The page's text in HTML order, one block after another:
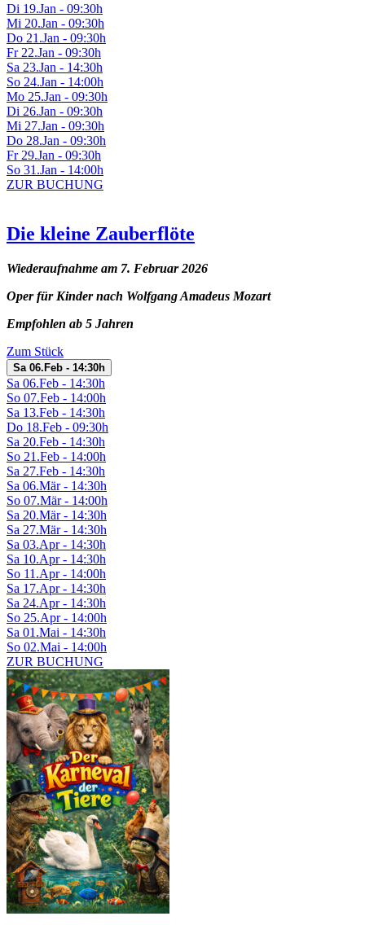
Di 19.Jan - 09:30h
Mi 20.Jan - 09:30h
Do 21.Jan - 09:30h
Fr 22.Jan - 09:30h
Sa 23.Jan - 14:30h
So 24.Jan - 14:00h
Mo 25.Jan - 09:30h
Di 26.Jan - 09:30h
Mi 27.Jan - 09:30h
Do 28.Jan - 09:30h
Fr 29.Jan - 09:30h
So 31.Jan - 14:00h
ZUR BUCHUNG
Die kleine Zauberflöte
Wiederaufnahme am 7. Februar 2026
Oper für Kinder nach Wolfgang Amadeus Mozart
Empfohlen ab 5 Jahren
Zum Stück
Sa 06.Feb - 14:30h
Sa 06.Feb - 14:30h
So 07.Feb - 14:00h
Sa 13.Feb - 14:30h
Do 18.Feb - 09:30h
Sa 20.Feb - 14:30h
So 21.Feb - 14:00h
Sa 27.Feb - 14:30h
Sa 06.Mär - 14:30h
So 07.Mär - 14:00h
Sa 20.Mär - 14:30h
Sa 27.Mär - 14:30h
Sa 03.Apr - 14:30h
Sa 10.Apr - 14:30h
So 11.Apr - 14:00h
Sa 17.Apr - 14:30h
Sa 24.Apr - 14:30h
So 25.Apr - 14:00h
Sa 01.Mai - 14:30h
So 02.Mai - 14:00h
ZUR BUCHUNG